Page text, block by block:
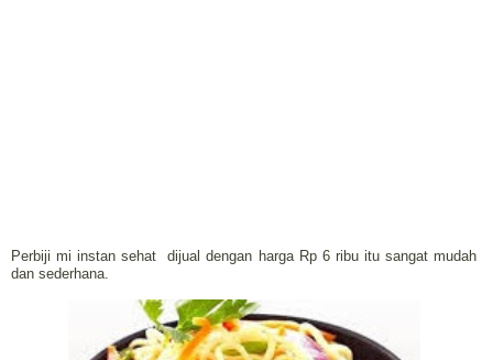
Perbiji mi instan sehat dijual dengan harga Rp 6 ribu itu sangat mudah
dan sederhana.